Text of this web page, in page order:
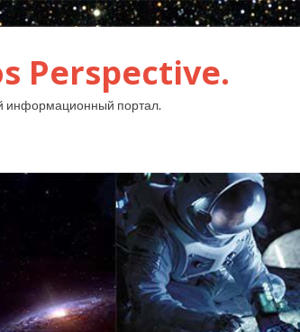
Perspective.
информационный портал.